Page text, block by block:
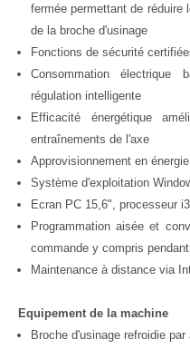
fermée permettant de réduire
de la broche d'usinage
Fonctions de sécurité
Consommation
régulation intelligente
Efficacité énergétique
entraînements de l'axe
Approvisionnement en
Système d'exploitation
Ecran PC 15,6", processeur
Programmation aisée et
commande y compris
Maintenance à distance via
Equipement de la machine
Broche d'usinage refroidie